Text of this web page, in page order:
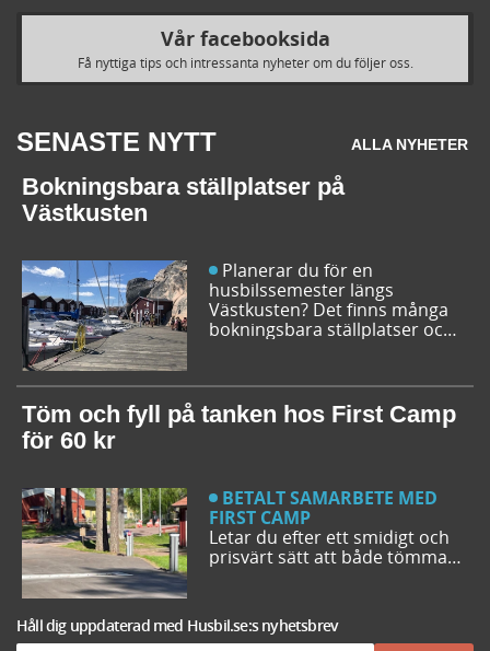
Vår facebooksida
Få nyttiga tips och intressanta nyheter om du följer oss.
SENASTE NYTT ALLA NYHETER
Bokningsbara ställplatser på
Västkusten
husbilssemester längs
Västkusten? Det finns många
bokningsbara ställplatser och
campingturen. Vi ger dig några
bra förslag på ställplatser och
husbilsplatser så att du kan
Töm och fyll på tanken hos First Camp
för 60 kr
BETALT SAMARBETE MED
FIRST CAMP
Letar du efter ett smidigt och
prisvärt sätt att både tömma
har du möjlighet att svänga in
på någon av de närmare 50
Håll dig uppdaterad med Husbil.se:s nyhetsbrev